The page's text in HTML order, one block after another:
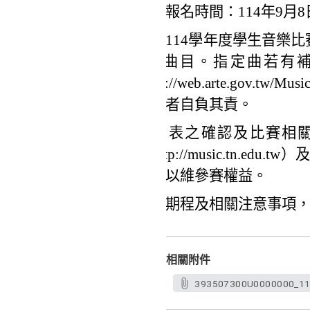
網路報名時間：114年9月
本市114學年度學生音樂
第2曲目。指定曲若有
(http://web.arte.gov.tw/
參賽者自負其責。
報名表之確認及比賽
（http://music.tn.edu.tw
息，以維參賽權益。
詳細期程及相關注意事項
相關附件